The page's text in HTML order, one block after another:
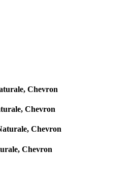
Chevron
Chevron
Chevron
Chevron